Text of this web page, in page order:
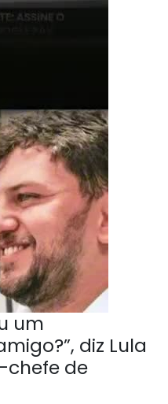
um
diz Lula
chefe de